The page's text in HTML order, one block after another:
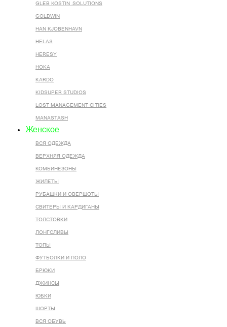
GLEB KOSTIN .SOLUTIONS
GOLDWIN
HAN KJOBENHAVN
HELAS
HERESY
HOKA
KARDO
KIDSUPER STUDIOS
LOST MANAGEMENT CITIES
MANASTASH
Женское
ВСЯ ОДЕЖДА
ВЕРХНЯЯ ОДЕЖДА
КОМБИНЕЗОНЫ
ЖИЛЕТЫ
РУБАШКИ И ОВЕРШОТЫ
СВИТЕРЫ И КАРДИГАНЫ
ТОЛСТОВКИ
ЛОНГСЛИВЫ
ТОПЫ
ФУТБОЛКИ И ПОЛО
БРЮКИ
ДЖИНСЫ
ЮБКИ
ШОРТЫ
ВСЯ ОБУВЬ